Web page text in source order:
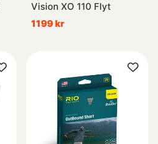
Vision XO 110 Flyt
1199 kr